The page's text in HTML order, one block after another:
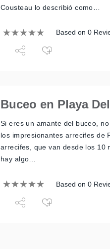
Cousteau lo describió como…
Based on 0
Buceo en Playa
Si eres un amante del buceo,
los impresionantes arrecifes de
arrecifes, que van desde los 10
hay algo…
Based on 0